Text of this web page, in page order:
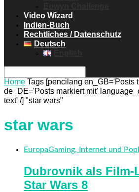
Video Wizard
Indien-Buch
Rechtliches / Datenschutz
Deutsch
Home Tags [pencilang en_GB='Posts
de_DE='Posts markiert mit'
text' /] "star wars"
star wars
EuropaGaming, Internet und
Dubrovnik als
Star Wars 8